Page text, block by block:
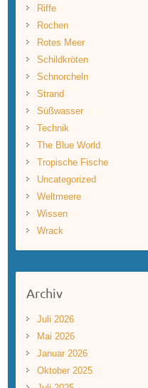
Riffe
Rochen
Rotes Meer
Schildkröten
Schnorcheln
Strand
Süßwasser
Technik
The Blue World
Tropische Fische
Uncategorized
Weltmeere
Wissen
Wrack
Archiv
Juli 2026
Mai 2026
Januar 2026
Oktober 2025